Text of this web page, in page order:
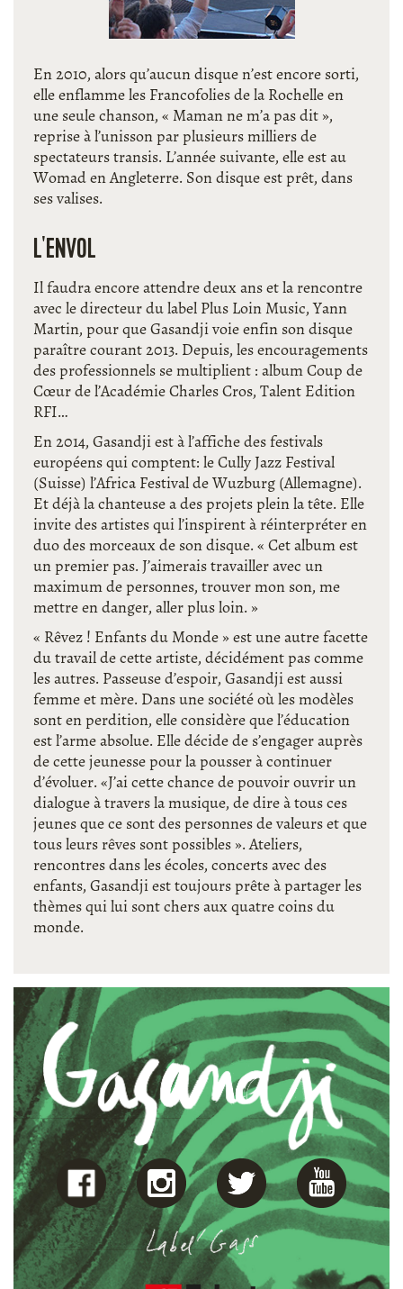
En 2010, alors qu’aucun disque n’est encore sorti,
elle enflamme les Francofolies de la Rochelle en
une seule chanson, « Maman ne m’a pas dit »,
reprise à l’unisson par plusieurs milliers de
spectateurs transis. L’année suivante, elle est au
Womad en Angleterre. Son disque est prêt, dans
ses valises.
L'ENVOL
Il faudra encore attendre deux ans et la rencontre
avec le directeur du label Plus Loin Music, Yann
Martin, pour que Gasandji voie enfin son disque
paraître courant 2013. Depuis, les encouragements
des professionnels se multiplient : album Coup de
Cœur de l’Académie Charles Cros, Talent Edition
RFI…
En 2014, Gasandji est à l’affiche des festivals
européens qui comptent: le Cully Jazz Festival
(Suisse) l’Africa Festival de Wuzburg (Allemagne).
Et déjà la chanteuse a des projets plein la tête. Elle
invite des artistes qui l’inspirent à réinterpréter en
duo des morceaux de son disque. « Cet album est
un premier pas. J’aimerais travailler avec un
maximum de personnes, trouver mon son, me
mettre en danger, aller plus loin. »
« Rêvez ! Enfants du Monde » est une autre facette
du travail de cette artiste, décidément pas comme
les autres. Passeuse d’espoir, Gasandji est aussi
femme et mère. Dans une société où les modèles
sont en perdition, elle considère que l’éducation
est l’arme absolue. Elle décide de s’engager auprès
de cette jeunesse pour la pousser à continuer
d’évoluer. «J’ai cette chance de pouvoir ouvrir un
dialogue à travers la musique, de dire à tous ces
jeunes que ce sont des personnes de valeurs et que
tous leurs rêves sont possibles ». Ateliers,
rencontres dans les écoles, concerts avec des
enfants, Gasandji est toujours prête à partager les
thèmes qui lui sont chers aux quatre coins du
monde.